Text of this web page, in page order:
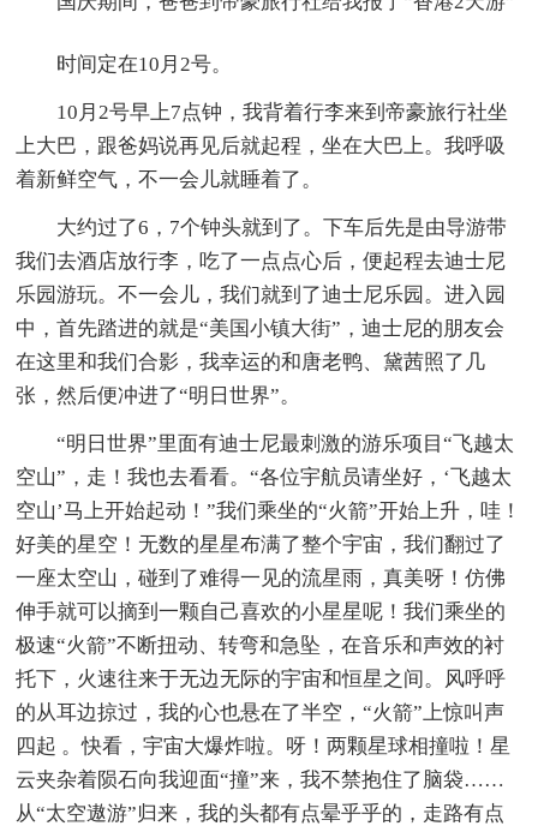
时间定在10月2号。
10月2号早上7点钟，我背着行李来到帝豪旅行社坐
上大巴，跟爸妈说再见后就起程，坐在大巴上。我呼吸
着新鲜空气，不一会儿就睡着了。
大约过了6，7个钟头就到了。下车后先是由导游带
我们去酒店放行李，吃了一点点心后，便起程去迪士尼
乐园游玩。不一会儿，我们就到了迪士尼乐园。进入园
中，首先踏进的就是“美国小镇大街”，迪士尼的朋友会
在这里和我们合影，我幸运的和唐老鸭、黛茜照了几
张，然后便冲进了“明日世界”。
“明日世界”里面有迪士尼最刺激的游乐项目“飞越太
空山”，走！我也去看看。“各位宇航员请坐好，‘飞越太
空山’马上开始起动！”我们乘坐的“火箭”开始上升，哇！
好美的星空！无数的星星布满了整个宇宙，我们翻过了
一座太空山，碰到了难得一见的流星雨，真美呀！仿佛
伸手就可以摘到一颗自己喜欢的小星星呢！我们乘坐的
极速“火箭”不断扭动、转弯和急坠，在音乐和声效的衬
托下，火速往来于无边无际的宇宙和恒星之间。风呼呼
的从耳边掠过，我的心也悬在了半空，“火箭”上惊叫声
四起 。快看，宇宙大爆炸啦。呀！两颗星球相撞啦！星
云夹杂着陨石向我迎面“撞”来，我不禁抱住了脑袋……
从“太空遨游”归来，我的头都有点晕乎乎的，走路有点